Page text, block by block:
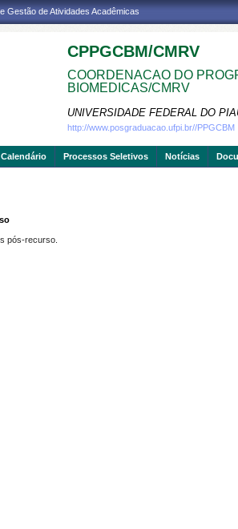
Gestão de Atividades Acadêmicas
CPPGCBM/CMRV
COORDENACAO DO
BIOMEDICAS/CMRV
UNIVERSIDADE FEDERAL DO
http://www.posgraduacao.ufpi.br//PPGCBM
Calendário Processos Seletivos Notícias
pós-recurso.